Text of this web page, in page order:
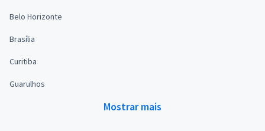
Belo Horizonte
Brasília
Curitiba
Guarulhos
Mostrar mais